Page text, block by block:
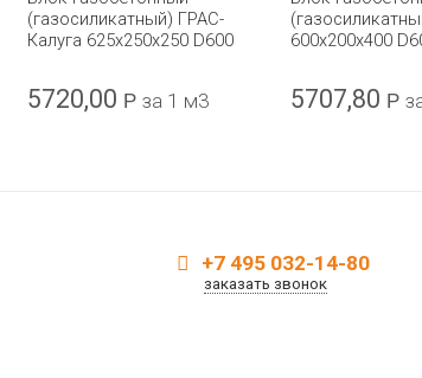
(газосиликатный) ГРАС-
Калуга 625x250x250 D600
5720,00 Р за 1 м3
600x200x400
5707,80 Р
+7 495 032-14-80
заказать звонок